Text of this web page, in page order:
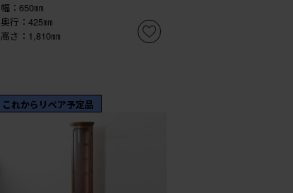
幅：650㎜
奥行：425㎜
高さ：1,810㎜
これからリペア予定品